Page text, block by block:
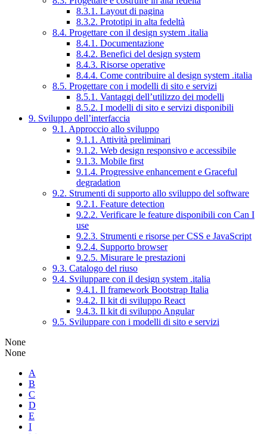
8.3.1. Layout di pagina
8.3.2. Prototipi in alta fedeltà
8.4. Progettare con il design system .italia
8.4.1. Documentazione
8.4.2. Benefici del design system
8.4.3. Risorse operative
8.4.4. Come contribuire al design system .italia
8.5. Progettare con i modelli di sito e servizi
8.5.1. Vantaggi dell’utilizzo dei modelli
8.5.2. I modelli di sito e servizi disponibili
9. Sviluppo dell’interfaccia
9.1. Approccio allo sviluppo
9.1.1. Attività preliminari
9.1.2. Web design responsivo e accessibile
9.1.3. Mobile first
9.1.4. Progressive enhancement e Graceful
degradation
9.2. Strumenti di supporto allo sviluppo del software
9.2.1. Feature detection
9.2.2. Verificare le feature disponibili con Can I
use
9.2.3. Strumenti e risorse per CSS e JavaScript
9.2.4. Supporto browser
9.2.5. Misurare le prestazioni
9.3. Catalogo del riuso
9.4. Sviluppare con il design system .italia
9.4.1. Il framework Bootstrap Italia
9.4.2. Il kit di sviluppo React
9.4.3. Il kit di sviluppo Angular
9.5. Sviluppare con i modelli di sito e servizi
None
None
A
B
C
D
E
I